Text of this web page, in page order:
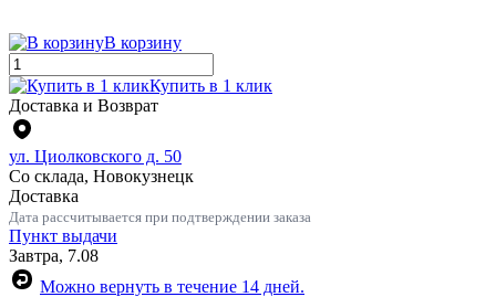
В корзину
Купить в 1 клик
Доставка и Возврат
ул. Циолковского д. 50
Со склада, Новокузнецк
Доставка
Дата рассчитывается при подтверждении заказа
Пункт выдачи
Завтра, 7.08
Можно вернуть в течение 14 дней.